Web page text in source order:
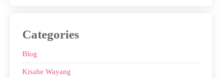
Categories
Blog
Kisahe Wayang